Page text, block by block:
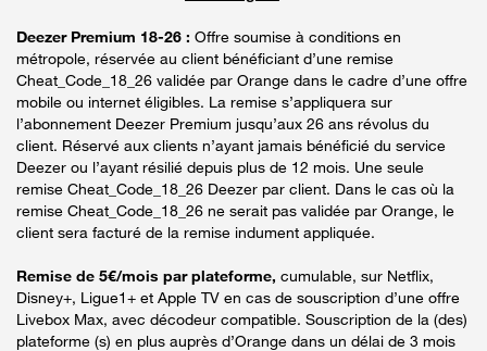
Deezer Premium 18-26 : Offre soumise à conditions en
métropole, réservée au client bénéficiant d’une remise
Cheat_Code_18_26 validée par Orange dans le cadre d’une offre
mobile ou internet éligibles. La remise s’appliquera sur
l’abonnement Deezer Premium jusqu’aux 26 ans révolus du
client. Réservé aux clients n’ayant jamais bénéficié du service
Deezer ou l’ayant résilié depuis plus de 12 mois. Une seule
remise Cheat_Code_18_26 Deezer par client. Dans le cas où la
remise Cheat_Code_18_26 ne serait pas validée par Orange, le
client sera facturé de la remise indument appliquée.
Remise de 5€/mois par plateforme, cumulable, sur Netflix,
Disney+, Ligue1+ et Apple TV en cas de souscription d’une offre
Livebox Max, avec décodeur compatible. Souscription de la (des)
plateforme (s) en plus auprès d’Orange dans un délai de 3 mois